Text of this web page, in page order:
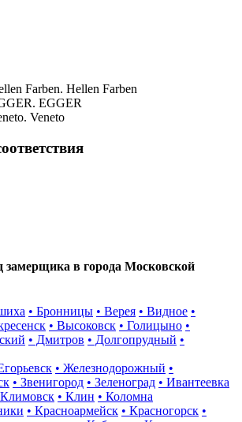
Hellen Farben
EGGER
Veneto
замерщика в города Московской
• Бронницы • Верея • Видное •
• Высоковск • Голицыно •
• Дмитров • Долгопрудный •
• Железнодорожный •
• Звенигород • Зеленоград • Ивантеевка
Климовск • Клин • Коломна
• Красноармейск • Красногорск •